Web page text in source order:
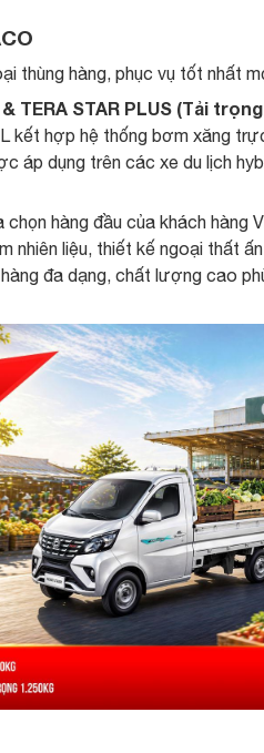
thùng hàng, phục vụ tốt nhất
TERA STAR PLUS (Tải
kết hợp hệ thống bơm xăng
áp dụng trên các xe du lịch
hàng đầu của khách hàng
nhiên liệu, thiết kế ngoại thất
đa dạng, chất lượng cao